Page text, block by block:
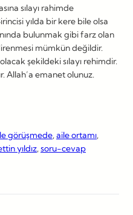
sılayı rahimde
yılda bir kere bile olsa
bulunmak gibi farz olan
mümkün değildir.
şekildeki sılayı rehimdir.
Allah’a emanet olunuz.
görüşmede, aile ortamı
yıldız, soru-cevap